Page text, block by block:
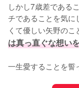
しかし7歳差である
チであることを気に
くて優しい矢野のこ
は真っ直ぐな想い
一生愛することを